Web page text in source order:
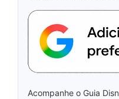
Acompanhe o Guia